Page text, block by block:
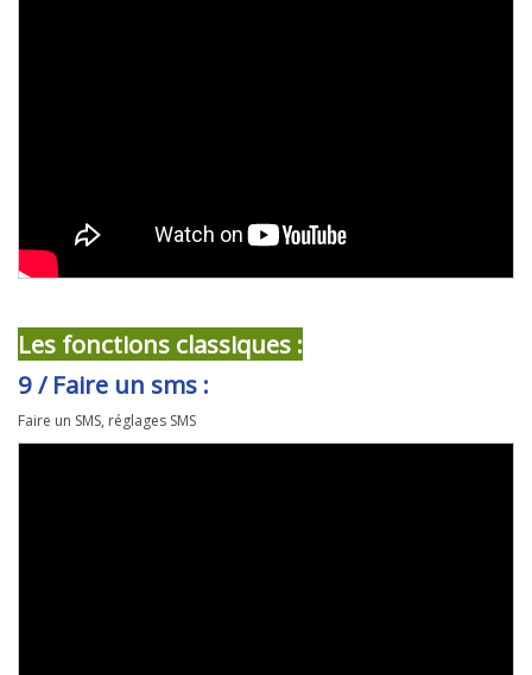
Les fonctions classiques :
9 / Faire un sms :
Faire un SMS, réglages SMS